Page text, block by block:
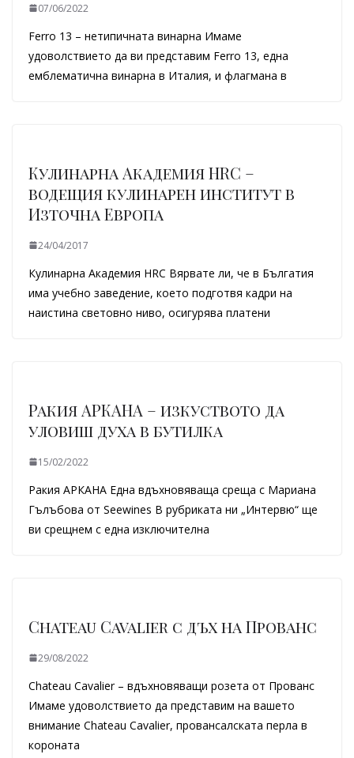
07/06/2022
Ferro 13 – нетипичната винарна Имаме
удоволствието да ви представим Ferro 13, една
емблематична винарна в Италия, и флагмана в
Кулинарна Академия HRC –
водещия кулинарен институт в
Източна Европа
24/04/2017
Кулинарна Академия HRC Вярвате ли, че в Бългатия
има учебно заведение, което подготвя кадри на
наистина световно ниво, осигурява платени
Ракия АРКАНА – изкуството да
уловиш духа в бутилка
15/02/2022
Ракия АРКАНА Една вдъхновяваща среща с Мариана
Гълъбова от Seewines В рубриката ни „Интервю“ ще
ви срещнем с една изключителна
Chateau Cavalier с дъх на Прованс
29/08/2022
Chateau Cavalier – вдъхновяващи розета от Прованс
Имаме удоволствието да представим на вашето
внимание Chateau Cavalier, провансалската перла в
короната